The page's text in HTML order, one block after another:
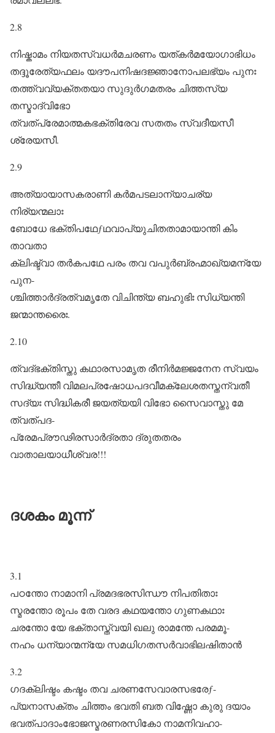
2.8
നിഷ്കാമം നിയതസ്വധർമചരണം യത്കർമയോഗാഭിധം
തദ്ദൂരേത്യഫലം യദൗപനിഷദജ്ഞാനോപലഭ്യം പുനഃ
തത്ത്വവ്യക്തതയാ സുദുർഗമതരം ചിത്തസ്യ
തസ്മാദ്വിഭോ
ത്വത്പ്രേമാത്മകഭക്തിരേവ സതതം സ്വദീയസീ
ശ്രേയസീ.
2.9
അത്യായാസകരാണി കർമപടലാന്യാചര്യ
നിര്യന്മലാഃ
ബോധേ ഭക്തിപഥേƒഥവാപ്യുചിതതാമായാന്തി കിം
താവതാ
ക്ലിഷ്ട്വാ തർകപഥേ പരം തവ വപുർബ്രഹ്മാഖ്യമന്യേ
പുന-
ശ്ചിത്താർദ്രത്വമൃതേ വിചിന്ത്യ ബഹുഭിഃ സിധ്യന്തി
ജന്മാന്തരൈഃ.
2.10
ത്വദ്ഭക്തിസ്തു കഥാരസാമൃത രീനിർമജ്ജനേന സ്വയം
സിദ്ധ്യന്തീ വിമലപ്രഷോധപദവീമക്ലേശതസ്തന്വതീ
സദ്യഃ സിദ്ധികരീ ജയത്യയി വിഭോ സൈവാസ്തു മേ
ത്വത്പദ-
പ്രേമപ്രൗഢിരസാർദ്രതാ ദ്രുതതരം
വാതാലയാധീശ്വര!!!
ദശകം മൂന്ന്
3.1
പഠന്തോ നാമാനി പ്രമദഭരസിന്ധൗ നിപതിതാഃ
സ്മരന്തോ രൂപം തേ വരദ കഥയന്തോ ഗുണകഥാഃ
ചരന്തോ യേ ഭക്താസ്ത്വയി ഖലു രാമന്തേ പരമമൂ-
നഹം ധന്യാന്മന്യേ സമധിഗതസർവാഭിലഷിതാൻ
3.2
ഗദക്ലിഷ്ടം കഷ്ടം തവ ചരണസേവാരസഭരേƒ-
പ്യനാസക്തം ചിത്തം ഭവതി ബത വിഷ്ണോ കുരു ദയാം
ഭവത്പാദാംഭോജസ്മരണരസികോ നാമനിവഹാ-